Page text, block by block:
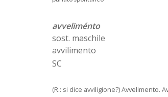
avveliménto
sost. maschile
avvilimento
SC
(R.: si dice avviligione?) Avvelimento.